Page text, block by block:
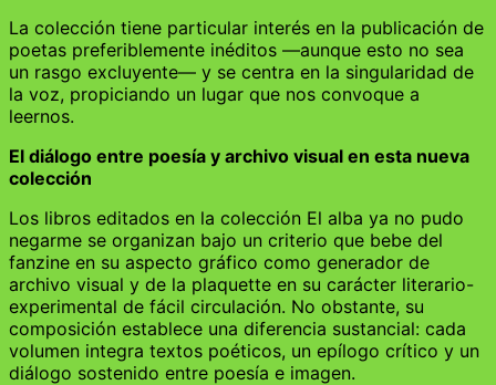
La colección tiene particular interés en la publicación de
poetas preferiblemente inéditos —aunque esto no sea
un rasgo excluyente— y se centra en la singularidad de
la voz, propiciando un lugar que nos convoque a
leernos.
El diálogo entre poesía y archivo visual en esta nueva
colección
Los libros editados en la colección El alba ya no pudo
negarme se organizan bajo un criterio que bebe del
fanzine en su aspecto gráfico como generador de
archivo visual y de la plaquette en su carácter literario-
experimental de fácil circulación. No obstante, su
composición establece una diferencia sustancial: cada
volumen integra textos poéticos, un epílogo crítico y un
diálogo sostenido entre poesía e imagen.